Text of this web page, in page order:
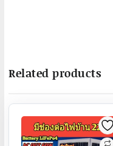
Related products